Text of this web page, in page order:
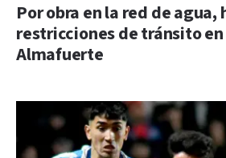
Por obra en la red de agua,
restricciones de tránsito
Almafuerte